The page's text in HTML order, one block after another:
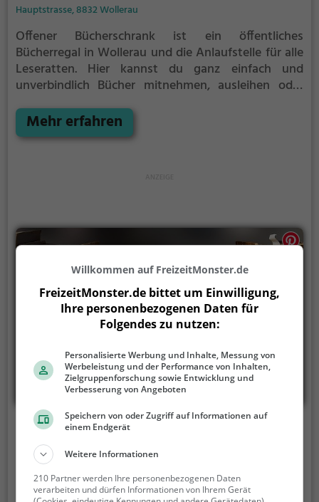
Hauptstrasse, 8832 Wollerau
Offener Bücherschrank ist ein öffentliches
Bücherregal in Wollerau und die Anlaufstelle für alle
Leseratten. Hier kannst du ganz einfach und
unverbindlich Bücher mitnehmen, ausleihen oder
Bücherregale leben - es gibt kein festes Sortiment,
der Bestand wechselt täglich.
Mehr erfahren
Öffentliches Bücherregal Einsiedeln
Schmiedenstrasse, 8840 Einsiedeln
Offener Bücherschrank ist ein öffentliches
Willkommen auf FreizeitMonster.de
FreizeitMonster.de bittet um Einwilligung,
Ihre personenbezogenen Daten für
Folgendes zu nutzen:
Personalisierte Werbung und Inhalte, Messung von
Werbeleistung und der Performance von Inhalten,
Zielgruppenforschung sowie Entwicklung und
Verbesserung von Angeboten
Speichern von oder Zugriff auf Informationen auf
einem Endgerät
Weitere Informationen
210 Partner werden Ihre personenbezogenen Daten
verarbeiten und dürfen Informationen von Ihrem Gerät